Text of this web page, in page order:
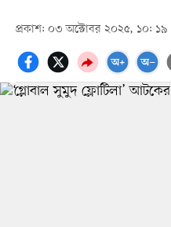
প্রকাশ: ০৩ অক্টোবর ২০২৫, ১০: ১৯